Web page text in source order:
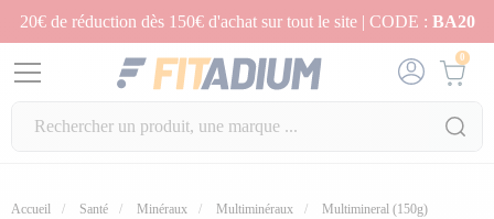
20€ de réduction dès 150€ d'achat sur tout le site | CODE : BA20
0
Accueil Santé Minéraux Multiminéraux Multimineral (150g)